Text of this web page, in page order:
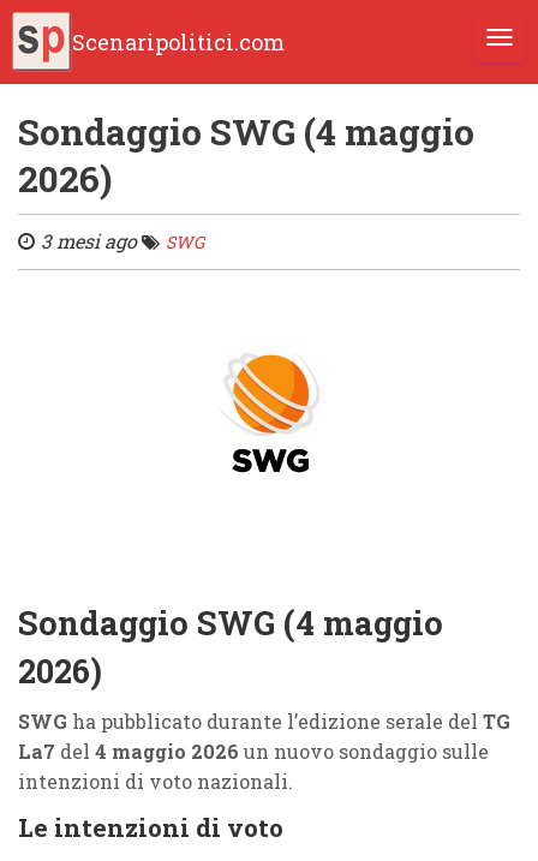
Scenaripolitici.com
Sondaggio SWG (4 maggio
2026)
3 mesi ago SWG
Sondaggio SWG (4 maggio
2026)
SWG ha pubblicato durante l’edizione serale del TG
La7 del 4 maggio 2026 un nuovo sondaggio sulle
intenzioni di voto nazionali.
Le intenzioni di voto